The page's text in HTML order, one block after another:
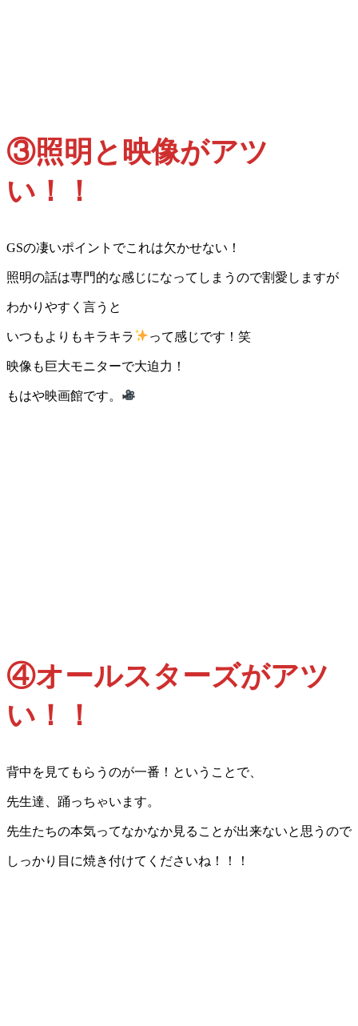
③照明と映像がアツ
い！！
GSの凄いポイントでこれは欠かせない！
照明の話は専門的な感じになってしまうので割愛しますが
わかりやすく言うと
いつもよりもキラキラ って感じです！笑
映像も巨大モニターで大迫力！
もはや映画館です。
④オールスターズがアツ
い！！
背中を見てもらうのが一番！ということで、
先生達、踊っちゃいます。
先生たちの本気ってなかなか見ることが出来ないと思うので
しっかり目に焼き付けてくださいね！！！